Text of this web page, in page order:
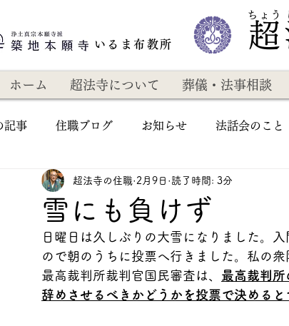
いるま布教所
ちょ
ホーム 超法寺について 葬儀・法事相談
記事 住職ブログ お知らせ 法話会のこと
雪にも負けず
超法寺の住職 2月9日 読了時間: 3分
日曜日は久しぶりの大雪になりました。
ので朝のうちに投票へ行きました。私の
最高裁判所裁判官国民審査は、 最高裁判所
辞めさせるべきかどうかを投票で決めると